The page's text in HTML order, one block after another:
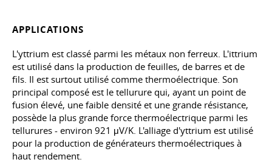
APPLICATIONS
L'yttrium est classé parmi les métaux non ferreux. L'ittrium
est utilisé dans la production de feuilles, de barres et de
fils. Il est surtout utilisé comme thermoélectrique. Son
principal composé est le tellurure qui, ayant un point de
fusion élevé, une faible densité et une grande résistance,
possède la plus grande force thermoélectrique parmi les
tellurures - environ 921 μV/K. L'alliage d'yttrium est utilisé
pour la production de générateurs thermoélectriques à
haut rendement.